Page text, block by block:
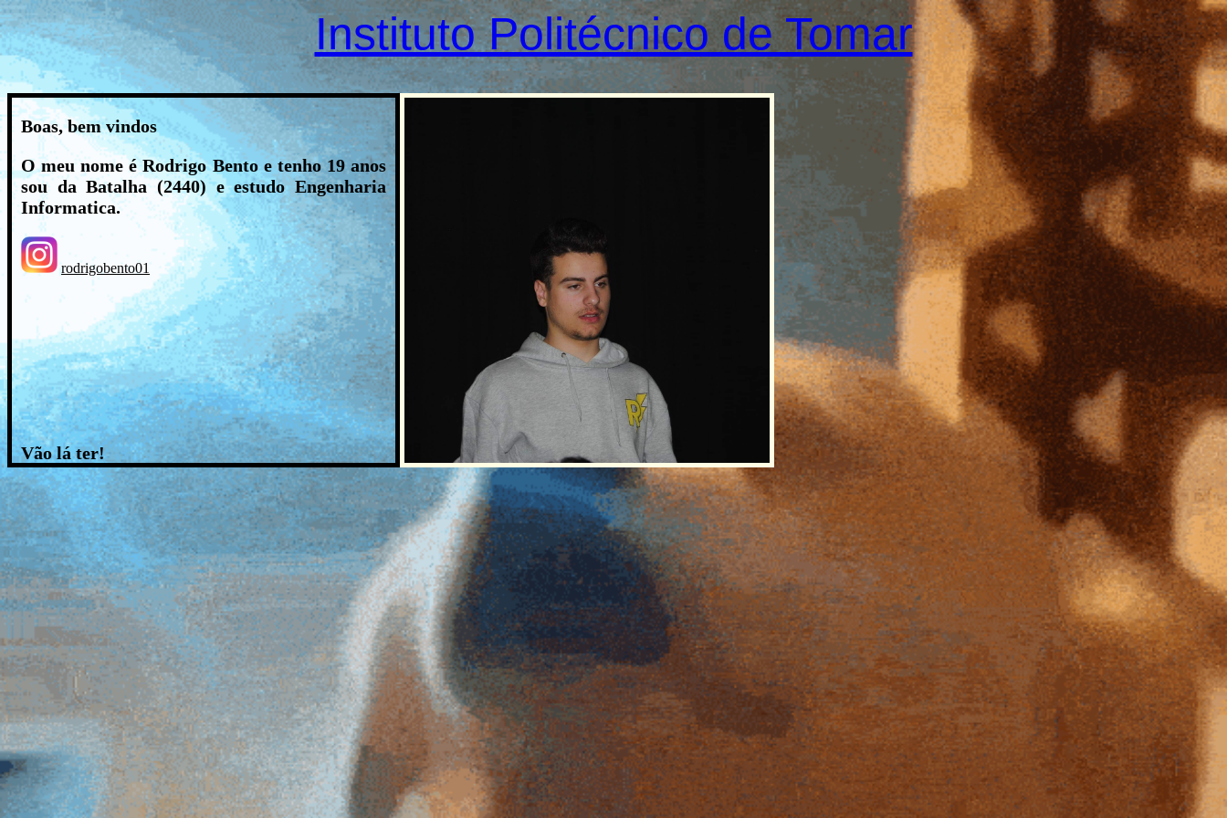
Instituto Politécnico de Tomar
Boas, bem vindos
O meu nome é Rodrigo Bento e tenho 19 anos
sou da Batalha (2440) e estudo Engenharia
Informatica.
rodrigobento01
Vão lá ter!